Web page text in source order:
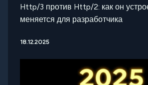
Http/3 против Http/2: как он
меняется для разработчика
18.12.2025